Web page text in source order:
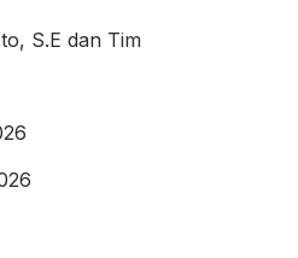
S.E dan Tim